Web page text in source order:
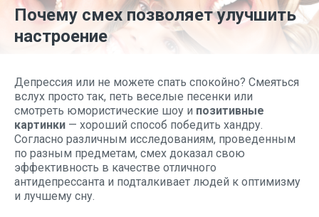
Почему смех позволяет улучшить
настроение
Депрессия или не можете спать спокойно? Смеяться
вслух просто так, петь веселые песенки или
смотреть юмористические шоу и позитивные
картинки — хороший способ победить хандру.
Согласно различным исследованиям, проведенным
по разным предметам, смех доказал свою
эффективность в качестве отличного
антидепрессанта и подталкивает людей к оптимизму
и лучшему сну.